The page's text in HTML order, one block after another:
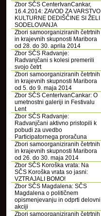
Zbor SČS CenterIvanCankar,
16.4.2014: ZAVOD ZA VARSTVO
KULTURNE DEDIŠČINE SI ŽELI
SODELOVANJA
Zbori samoorganiziranih četrtnih
in krajevnih skupnosti Maribora
od 28. do 30. aprila 2014
Zbor SČS Radvanje:
Radvanjčani s kolesi premerili
svojo četrt
Zbori samoorganiziranih četrtnih
in krajevnih skupnosti Maribora
od 5. do 9. maja 2014
Zbor SČS CenterIvanCankar: O
umetnostni galeriji in Festivalu
Lent
Zbor SČS Radvanje:
Radvanjčani aktivno pristopili k
pobudi za uvedbo
Participatornega proračuna
Zbori samoorganiziranih četrtnih
in krajevnih skupnosti Maribora
od 26. do 30. maja 2014
Zbor SČS Koroška vrata: Na
SČS Koroška vrata so jasni:
VZTRAJALI BOMO!
Zbor SČS Magdalena: SČS
Magdalena o političnem
opismenjevanju in odprti delovni
akciji
Zbori samoorganiziranih četrtnih